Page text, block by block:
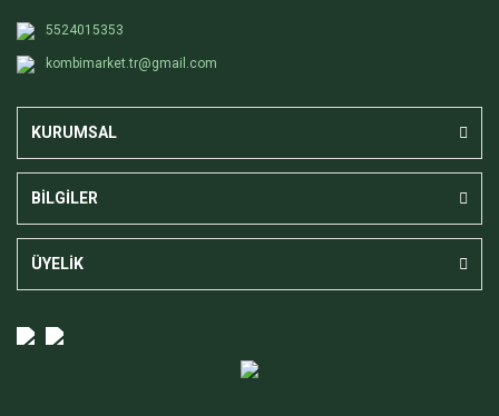
5524015353
kombimarket.tr@gmail.com
KURUMSAL
BİLGİLER
ÜYELİK